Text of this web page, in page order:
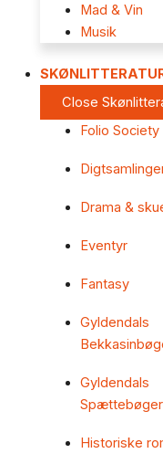
Mad & Vin
Musik
Close
Folio Society
Drama &
Eventyr
Fantasy
Gyldendals
Gyldendals
Spættebøger
Historiske